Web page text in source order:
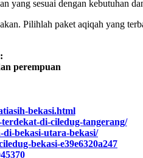
yang sesuai dengan kebutuhan
Pilihlah paket aqiqah yang
perempuan
bekasi.html
di-ciledug-tangerang/
bekasi-utara-bekasi/
bekasi-e39e6320a247